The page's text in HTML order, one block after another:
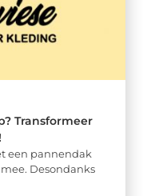
Transformeer
een pannendak
Desondanks